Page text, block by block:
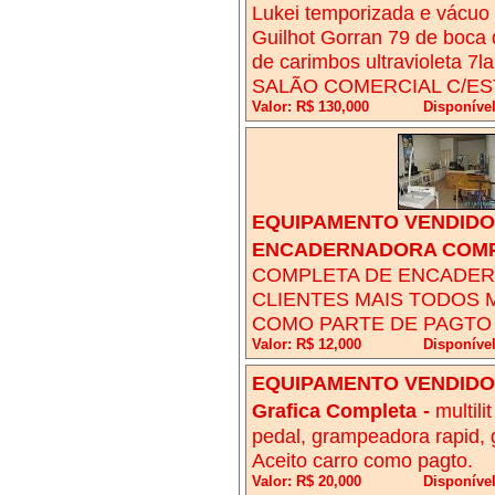
Lukei temporizada e
Guilhot Gorran 79 de
de carimbos ultravioleta
SALÃO COMERCIAL C/
Valor: R$ 130,000
EQUIPAMENTO
ENCADERNADORA
COMPLETA DE
CLIENTES MAIS TODOS
COMO PARTE DE
Valor: R$ 12,000
EQUIPAMENTO
Grafica Completa -
pedal, grampeadora rapid,
Aceito carro como pagto.
Valor: R$ 20,000